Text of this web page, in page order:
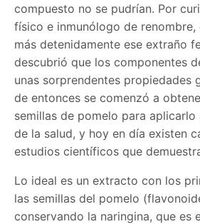
compuesto no se pudrían. Por
físico e inmunólogo de
más detenidamente ese extraño
descubrió que los componentes
unas sorprendentes propiedades
de entonces se comenzó a
semillas de pomelo para
de la salud, y hoy en día existen
estudios científicos que
Lo ideal es un extracto con los
las semillas del pomelo
conservando la naringina, que es